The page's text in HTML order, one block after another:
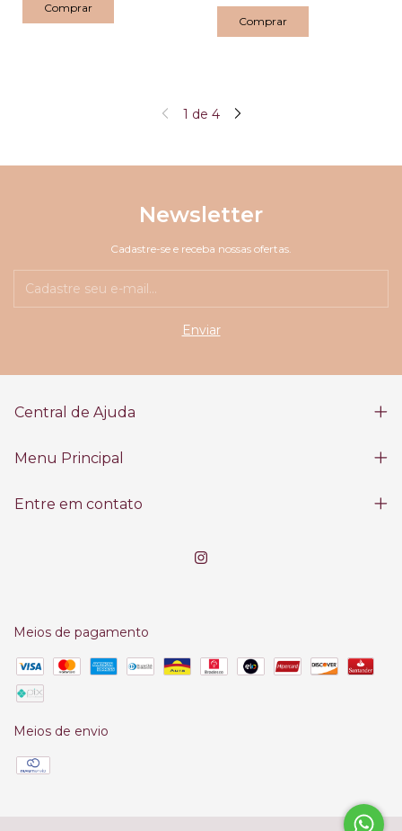
1 de 4
Newsletter
Cadastre-se e receba nossas ofertas.
Central de Ajuda
Menu Principal
Entre em contato
Meios de pagamento
Meios de envio